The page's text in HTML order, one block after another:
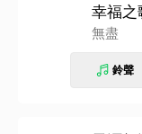
幸福之
無盡
鈴聲